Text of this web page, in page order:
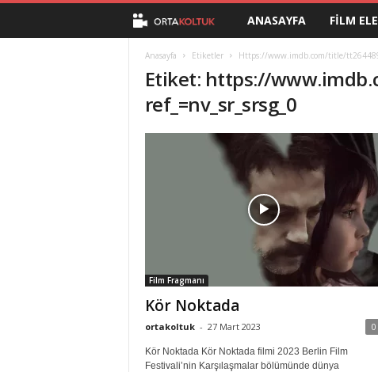
t
k
ANASAYFA FILM
Anasayfa Etiketler Https://www.imdb.com/title/
Etiket: https://
ref_=nv_sr_srsg_0
Film Fragmanı
Kör Noktada
ortakoltuk - 27 Mart 2023 0
Kör Noktada Kör Noktada filmi 2023 Berlin Film
Festivali’nin Karşılaşmalar bölümünde dünya